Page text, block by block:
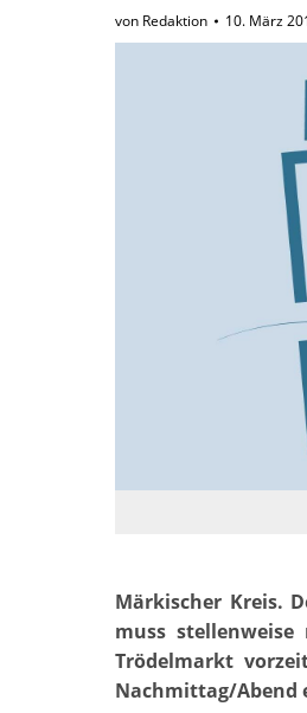
von Redaktion 10. März
Märkischer Kreis.
muss
Trödelmarkt
Nachmittag/Abend